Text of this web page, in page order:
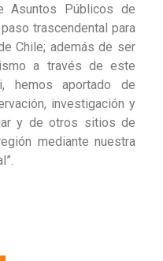
Asuntos Públicos de
trascendental para
Chile; además de ser
a través de este
hemos aportado de
investigación y
y de otros sitios de
mediante nuestra